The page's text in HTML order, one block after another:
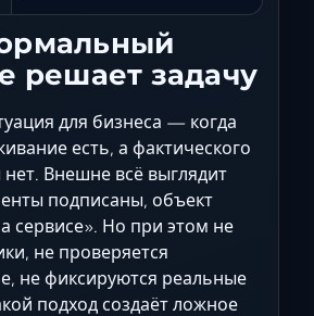
решает задачу
для бизнеса — когда
есть, а фактического
Внешне всё выглядит
подписаны, объект
сервисе». Но при этом не
не проверяется
не фиксируются реальные
подход создаёт ложное